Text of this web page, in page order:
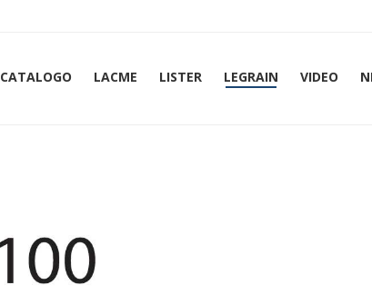
CATALOGO LACME LISTER LEGRAIN VIDEO